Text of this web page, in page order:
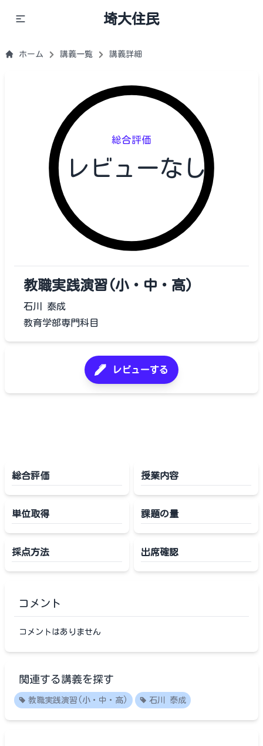
埼大住民
ホーム 講義一覧 講義詳細
総合評価
レビューなし
教職実践演習(小・中・高)
石川 泰成
教育学部専門科目
レビューする
総合評価 授業内容
単位取得 課題の量
採点方法 出席確認
コメント
コメントはありません
関連する講義を探す
教職実践演習(小・中・高) 石川 泰成